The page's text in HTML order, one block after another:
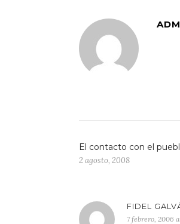
El contacto con el
2 agosto, 2008
FIDEL
7 febrero, 2006